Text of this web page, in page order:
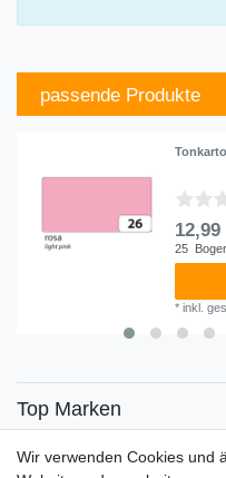
passende Produkte
12,99
25
*inkl.
Top Marken
Wir verwenden Cookies und